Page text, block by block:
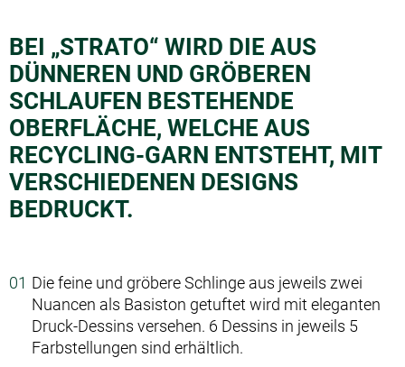
BEI „STRATO“ WIRD DIE AUS
DÜNNEREN UND GRÖBEREN
SCHLAUFEN BESTEHENDE
OBERFLÄCHE, WELCHE AUS
RECYCLING-GARN ENTSTEHT, MIT
VERSCHIEDENEN DESIGNS
BEDRUCKT.
Die feine und gröbere Schlinge aus jeweils zwei
Nuancen als Basiston getuftet wird mit eleganten
Druck-Dessins versehen. 6 Dessins in jeweils 5
Farbstellungen sind erhältlich.